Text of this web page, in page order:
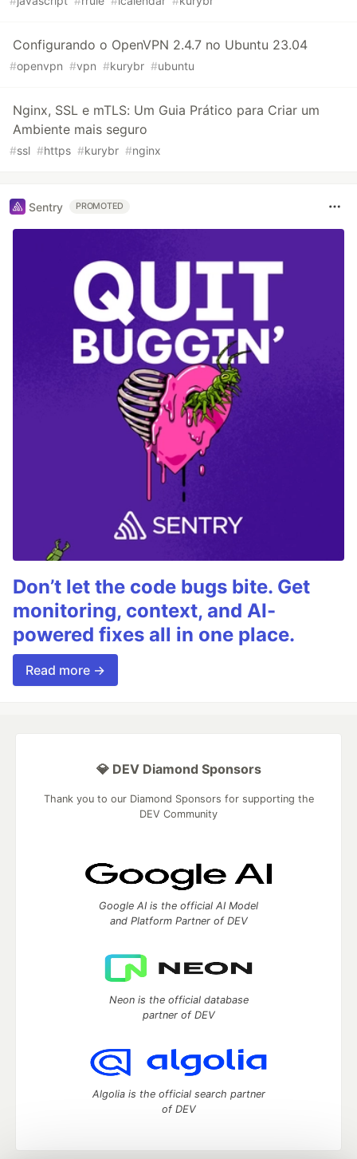
Configurando o OpenVPN 2.4.7 no Ubuntu 23.04
#openvpn #vpn #kurybr #ubuntu
Nginx, SSL e mTLS: Um Guia Prático para Criar um
Ambiente mais seguro
#ssl #https #kurybr #nginx
Sentry PROMOTED
Don’t let the code bugs bite. Get
monitoring, context, and AI-
powered fixes all in one place.
Read more →
💎 DEV Diamond Sponsors
Thank you to our Diamond Sponsors for supporting the
DEV Community
Google AI is the official AI Model
and Platform Partner of DEV
Neon is the official database
partner of DEV
Algolia is the official search partner
of DEV